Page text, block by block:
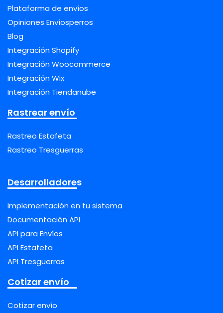
Plataforma de envíos
Opiniones Envíosperros
Blog
Integración Shopify
Integración Woocommerce
Integración Wix
Integración Tiendanube
Rastrear envío
Rastreo Estafeta
Rastreo Tresguerras
Desarrolladores
Implementación en tu sistema
Documentación API
API para Envíos
API Estafeta
API Tresguerras
Cotizar envío
Cotizar envío